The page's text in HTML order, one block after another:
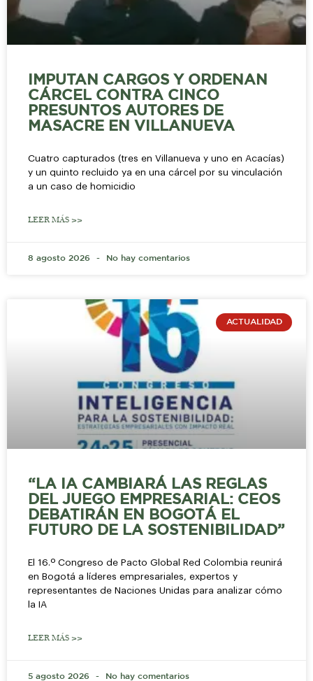
IMPUTAN CARGOS Y ORDENAN
CÁRCEL CONTRA CINCO
PRESUNTOS AUTORES DE
MASACRE EN VILLANUEVA
Cuatro capturados (tres en Villanueva y uno en Acacías)
y un quinto recluido ya en una cárcel por su vinculación
a un caso de homicidio
LEER MÁS >>
8 agosto 2026 No hay comentarios
ACTUALIDAD
“LA IA CAMBIARÁ LAS REGLAS
DEL JUEGO EMPRESARIAL: CEOS
DEBATIRÁN EN BOGOTÁ EL
FUTURO DE LA SOSTENIBILIDAD”
El 16.º Congreso de Pacto Global Red Colombia reunirá
en Bogotá a líderes empresariales, expertos y
representantes de Naciones Unidas para analizar cómo
la IA
LEER MÁS >>
5 agosto 2026 No hay comentarios